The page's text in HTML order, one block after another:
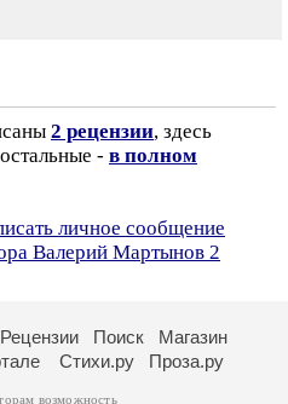
2 рецензии, здесь
- в полном
личное сообщение
Валерий Мартынов 2
Рецензии Поиск
Магазин
Стихи.ру Проза.ру
возможность